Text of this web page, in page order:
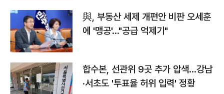
與, 부동산 세제 개편안 비판 오세훈
에 '맹공'…"공급 억제기"
합수본, 선관위 9곳 추가 압색…강남
·서초도 '투표율 허위 입력' 정황